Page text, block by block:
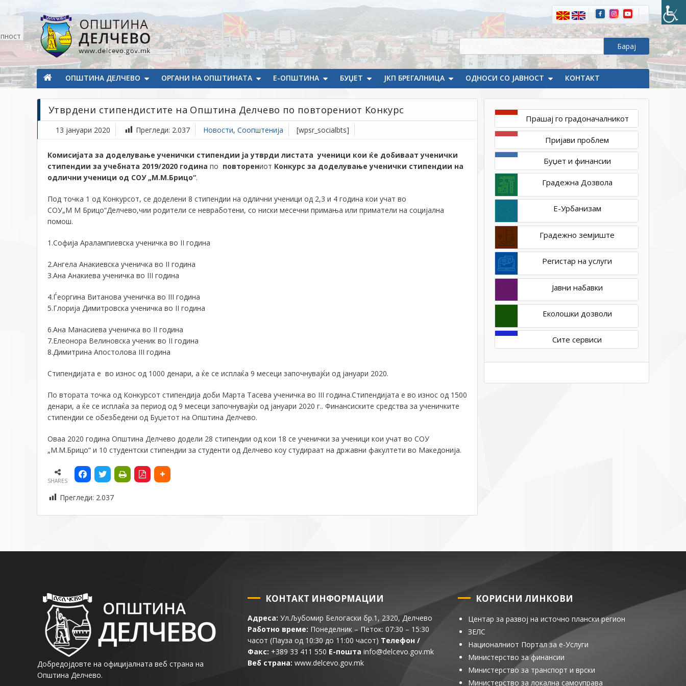
Општина Делчево
Општина Делчево
ОПШТИНА ДЕЛЧЕВО ОРГАНИ НА ОПШТИНАТА Е-ОПШТИНА БУЏЕТ ЈКП БРЕГАЛНИЦА ОДНОСИ СО ЈАВНОСТ КОНТАКТ
Утврдени стипендистите на Општина Делчево по повторениот Конкурс
13 јануари 2020 Прегледи: 2.037 Новости, Соопштенија [wpsr_socialbts]
1ТП1
Утврдени
стипендистите
Општина
Делчево
по
повторениот
Конкурс
Комисијата за доделување ученички стипендии ја утврди листата ученици кои ќе добиваат ученички
стипендии за учебната 2019/2020 година по повторениот Конкурс за доделување ученички стипендии на
одлични ученици од СОУ „М.М.Брицо“.
Под точка 1 од Конкурсот, се доделени 8 стипендии на одлични ученици од 2,3 и 4 година кои учат во
СОУ„М М Брицо“Делчево,чии родители се невработени, со ниски месечни примања или приматели на социјална
помош.
1.Софија Аралампиевска ученичка во II година
2.Ангела Анакиевска ученичка во II година
3.Ана Анакиева ученичка во III година
4.Ѓеоргина Витанова ученичка во III година
5.Глорија Димитровска ученичка во II година
6.Ана Манасиева ученичка во II година
7.Елеонора Велиновска ученик во II година
8.Димитрина Апостолова III година
Стипендијата е во износ од 1000 денари, а ќе се исплаќа 9 месеци започнувајќи од јануари 2020.
По втората точка од Конкурсот стипендија доби Марта Тасева ученичка во III година.Стипендијата е во износ од 1500
денари, а ќе се исплаќа за период од 9 месеци започнувајќи од јануари 2020 г.. Финансиските средства за ученичките
стипендии се обезбедени од Буџетот на Општина Делчево.
Оваа 2020 година Општина Делчево додели 28 стипендии од кои 18 се ученички за ученици кои учат во СОУ
„М.М.Брицо“ и 10 студентски стипендии за студенти од Делчево коу студираат на државни факултети во Македонија.
SHARES
Прегледи: 2.037
Прашај го градоначалникот
Пријави проблем
Буџет и финансии
Градежна Дозвола
Е-Урбанизам
Градежно земјиште
Регистар на услуги
Јавни набавки
Еколошки дозволи
Сите сервиси
Добредојдовте на официјалната веб страна на
Општина Делчево.
КОНТАКТ ИНФОРМАЦИИ
Адреса: Ул.Љубомир Белогаски бр.1, 2320, Делчево
Работно време: Понеделник – Петок: 07:30 – 15:30
часот (Пауза од 10:30 до 11:00 часот) Телефон /
Факс: +389 33 411 550 Е-пошта info@delcevo.gov.mk
Веб страна: www.delcevo.gov.mk
КОРИСНИ ЛИНКОВИ
Центар за развој на источно плански регион
ЗЕЛС
Националниот Портал за е-Услуги
Министерство за финансии
Министерство за транспорт и врски
Министерство за локална самоуправа